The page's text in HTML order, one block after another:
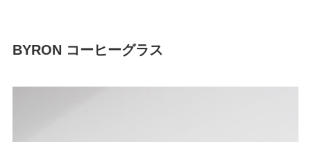
BYRON コーヒーグラス